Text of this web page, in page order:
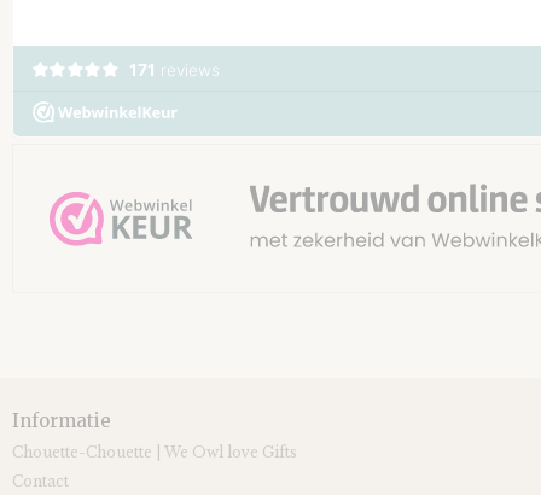
Informatie
Chouette-Chouette | We Owl love Gifts
Contact